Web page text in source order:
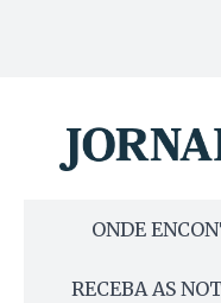
ONDE
RECEBA AS